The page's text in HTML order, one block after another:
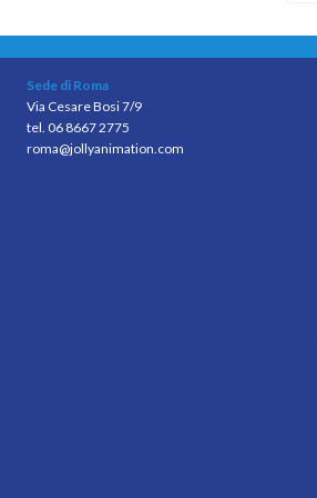
Sede di Roma
Via Cesare Bosi 7/9
tel. 06 8667 2775
roma@jollyanimation.com